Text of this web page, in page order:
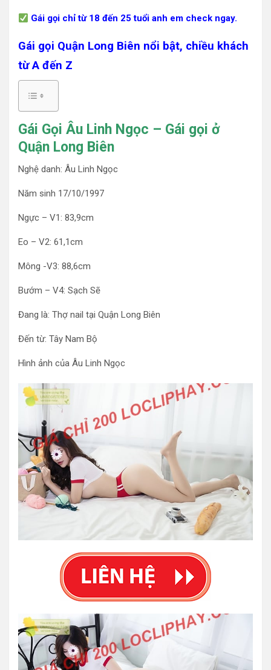
Gái gọi chỉ từ 18 đến 25 tuổi anh em check ngay.
Gái gọi Quận Long Biên nổi bật, chiều khách
từ A đến Z
Gái Gọi Âu Linh Ngọc – Gái gọi ở
Quận Long Biên
Nghệ danh: Âu Linh Ngọc
Năm sinh 17/10/1997
Ngực – V1: 83,9cm
Eo – V2: 61,1cm
Mông -V3: 88,6cm
Bướm – V4: Sạch Sẽ
Đang là: Thợ nail tại Quận Long Biên
Đến từ: Tây Nam Bộ
Hình ảnh của Âu Linh Ngọc